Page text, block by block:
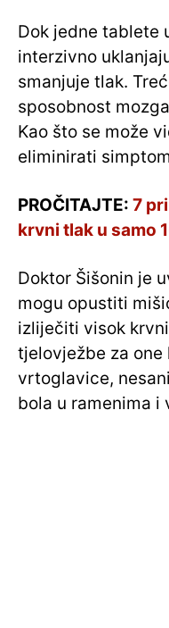
Dok jedne tablete
interzivno
smanjuje tlak.
sposobnost
Kao što se može
eliminirati
PROČITAJTE: 7
krvni tlak u samo
Doktor Šišonin je
mogu opustiti
izliječiti visok
tjelovježbe za
vrtoglavice,
bola u ramenima i